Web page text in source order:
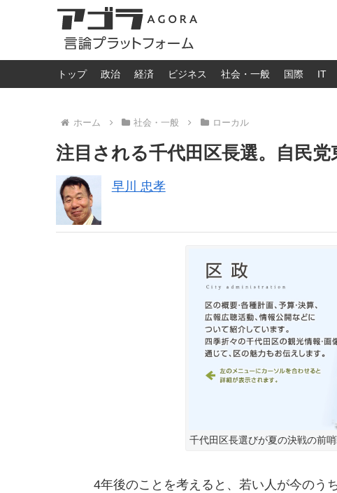
トップ 政治 経済 ビジネス 社会・一般 国際 IT
ホーム 社会・一般 ローカル
注目される千代田区長選。自民
早川 忠孝
千代田区長選びが夏の決戦の前
4年後のことを考えると、若い人が今のう